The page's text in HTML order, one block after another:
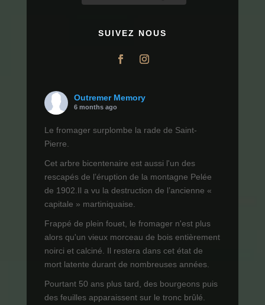
SUIVEZ NOUS
Outremer Memory
6 months ago
Le fromager surplombe la rade de Saint-
Pierre.
Cet arbre bicentenaire est aussi l'un des
rescapés de l’éruption de la montagne Pelée
de 1902.Il a vu la destruction de l’ancienne «
capitale » martiniquaise.
Frappé de plein fouet, le fromager n'est plus
alors qu'un vieux morceau de bois entièrement
noirci et calciné. Il restera dans cet état de
mort latente durant de nombreuses années.
Pourtant 50 ans plus tard, des bourgeons puis
des feuilles apparaissent sur le tronc brûlé.